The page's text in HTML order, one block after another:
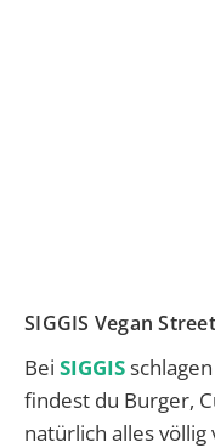
SIGGIS Vegan
Bei SIGGIS
findest du Burger,
natürlich alles